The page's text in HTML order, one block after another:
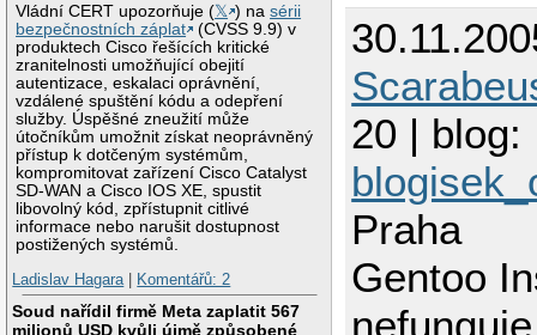
Vládní CERT upozorňuje (𝕏 ) nasérii
bezpečnostních záplat
(CVSS 9.9) v
produktech Cisco řešících kritické
zranitelnosti umožňující obejití
autentizace, eskalaci oprávnění,
vzdálené spuštění kódu a odepření
služby. Úspěšné zneužití může
útočníkům umožnit získat neoprávněný
přístup k dotčeným systémům,
kompromitovat zařízení Cisco Catalyst
SD-WAN a Cisco IOS XE, spustit
libovolný kód, zpřístupnit citlivé
informace nebo narušit dostupnost
postižených systémů.
Ladislav Hagara| Komentářů: 2
Soud nařídil firmě Meta zaplatit 567
milionů USD kvůli újmě způsobené
20 | blog:
Praha
Gentoo